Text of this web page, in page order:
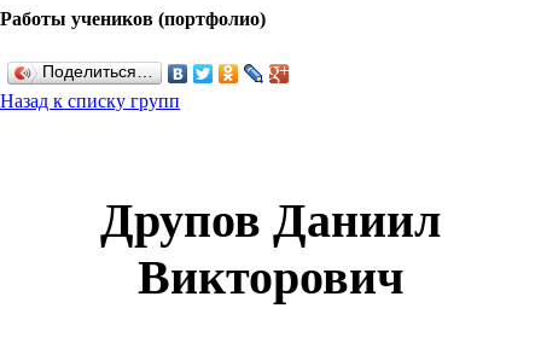
Работы учеников (портфолио)
Поделиться…
Назад к списку групп
Друпов Даниил
Викторович